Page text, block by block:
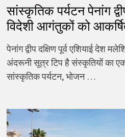
सांस्कृतिक पर्यटन पेनांग
विदेशी आगंतुकों को
पेनांग द्वीप दक्षिण पूर्व एशियाई देश
अंदरूनी सूत्र टिप है संस्कृतियों का
सांस्कृतिक पर्यटन, भोजन …